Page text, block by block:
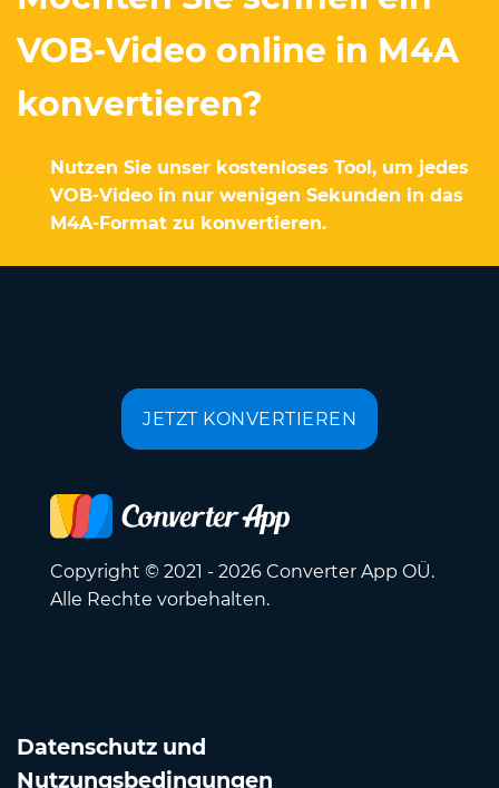
VOB-Video online in M4A
konvertieren?
Nutzen Sie unser kostenloses Tool, um jedes
VOB-Video in nur wenigen Sekunden in das
M4A-Format zu konvertieren.
JETZT KONVERTIEREN
Copyright © 2021 - 2026 Converter App OÜ.
Alle Rechte vorbehalten.
Datenschutz und
Nutzungsbedingungen